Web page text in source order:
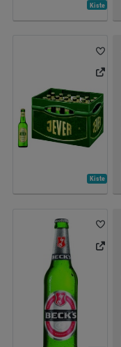
Kiste
Kiste